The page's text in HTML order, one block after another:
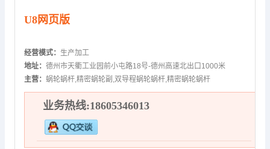
U8网页版
经营模式： 生产加工
地址： 德州市天衢工业园前小屯路18号-德州高速北出口1000米
主营： 蜗轮蜗杆,精密蜗轮副,双导程蜗轮蜗杆,精密蜗轮蜗杆
业务热线:18605346013